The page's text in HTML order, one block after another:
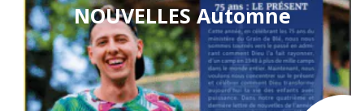
NOUVELLES Automne